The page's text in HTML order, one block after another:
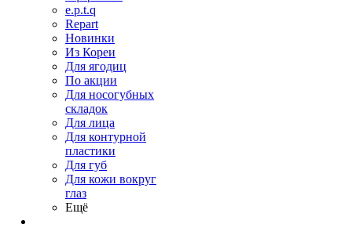
e.p.t.q
Repart
Новинки
Из Кореи
Для ягодиц
По акции
Для носогубных
складок
Для лица
Для контурной
пластики
Для губ
Для кожи вокруг
глаз
Ещё